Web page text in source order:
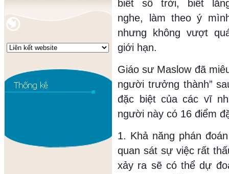
biết số trời, biết
nghe, làm theo ý
nhưng không vượt
giới hạn.
Giáo sư Maslow đã
người trưởng thành”
đặc biệt của các vĩ
người này có 16 điểm
1. Khả năng phán
quan sát sự việc rất
xảy ra sẽ có thể dự